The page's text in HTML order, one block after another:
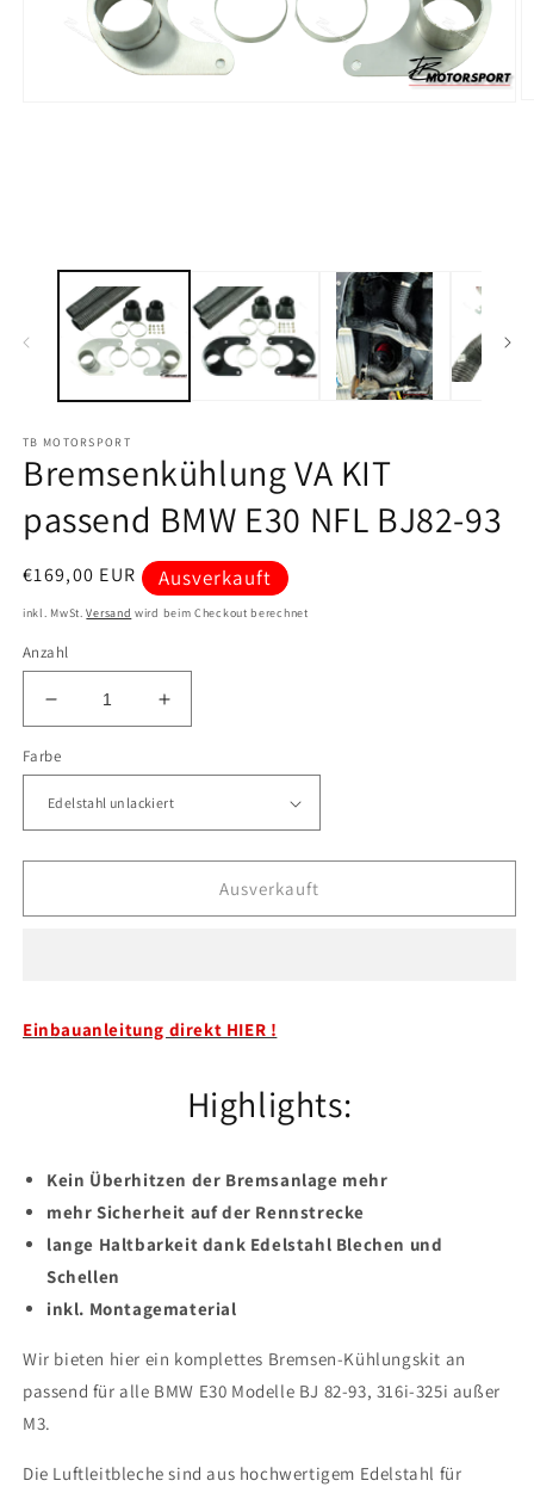
TB MOTORSPORT
Bremsenkühlung VA KIT
passend BMW E30 NFL BJ82-93
Normaler
Preis
€169,00 EUR Ausverkauft
inkl. MwSt.Versand wird beim Checkout berechnet
Anzahl
Verringere
die
Menge
Bremsenkühlung
VA
KIT
BMW
Erhöhe
die
Bremsenkühlung
VA
KIT
passend
BMW
Farbe
Ausverkauft
Einbauanleitung direkt HIER !
Highlights:
Kein Überhitzen der Bremsanlage mehr
mehr Sicherheit auf der Rennstrecke
lange Haltbarkeit dank Edelstahl Blechen und
Schellen
inkl. Montagematerial
Wir bieten hier ein komplettes Bremsen-Kühlungskit an
passend für alle BMW E30 Modelle BJ 82-93, 316i-325i außer
M3.
Die Luftleitbleche sind aus hochwertigem Edelstahl für